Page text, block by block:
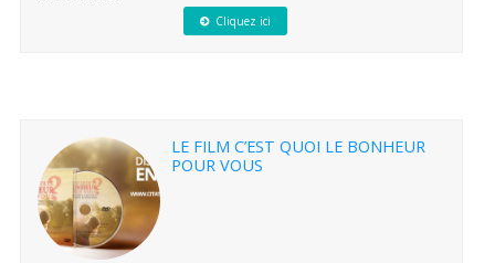
Cliquez ici
LE FILM C’EST QUOI LE BONHEUR
POUR VOUS